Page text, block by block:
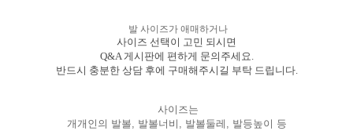
발 사이즈가 애매하거나
사이즈 선택이 고민 되시면
Q&A 게시판에 편하게 문의주세요.
반드시 충분한 상담 후에 구매해주시길 부탁 드립니다.
사이즈는
개개인의 발볼, 발볼너비, 발볼둘레, 발등높이 등